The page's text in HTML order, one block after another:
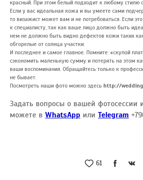
красный. При этом белый подходит к любому стилю
Если у вас идеальная кожа и вы умеете сами
то визажист может вам и не потребоваться. Если
к специалисту, так как ваше лицо должно быть
нем не должно быть видно дефектов кожи таких
обгорелые от солнца участки.
И последнее и самое главное. Помните: «скупой
сэкономить маленькую сумму и потерять на этом
ваши воспоминания. Обращайтесь только к
не бывает.
Посмотреть наши фото можно здесь http://
Задать вопросы о вашей фотосессии
можете в WhatsApp или Telegram
61